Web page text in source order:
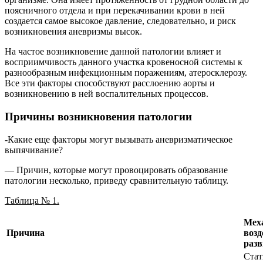
поясничного отдела и при перекачивании крови в ней
создается самое высокое давление, следовательно, и риск
возникновения аневризмы высок.
На частое возникновение данной патологии влияет и
восприимчивость данного участка кровеносной системы к
разнообразным инфекционным поражениям, атеросклерозу.
Все эти факторы способствуют расслоению аорты и
возникновению в ней воспалительных процессов.
Причины возникновения патологии
-Какие еще факторы могут вызывать аневризматическое
выпячивание?
— Причин, которые могут провоцировать образование
патологии несколько, приведу сравнительную таблицу.
Таблица № 1.
Причина